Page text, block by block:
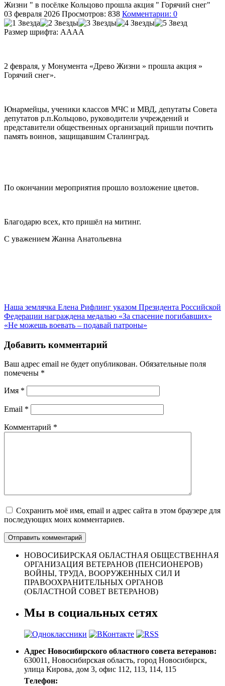
Жизни " в посёлке Кольцово прошла акция " Горячий снег"
03 февраля 2026 Просмотров: 838 Комментарии: 0
Размер шрифта: AAAA
2 февраля, у Монумента «Древо Жизни » прошла акция »
Горячий снег».
Юнармейцы, ученики классов МЧС и МВД, депутаты Совета
депутатов р.п.Кольцово, руководители учреждений и
представители общественных организаций пришли почтить
память воинов, защищавшим Сталинград.
По окончании мероприятия прошло возложение цветов.
Благодарю всех, кто пришёл на митинг.
С уважением Жанна Анатольевна
Наша землячка Елена Рифлинг указом Президента Российской
Федерации награждена медалью «За спасение погибавших»
«Не можешь воевать – подавай патроны»
Добавить комментарий
Ваш адрес email не будет опубликован. Обязательные поля
помечены *
Имя *
Email *
Комментарий *
Сохранить моё имя, email и адрес сайта в этом браузере для
последующих моих комментариев.
НОВОСИБИРСКАЯ ОБЛАСТНАЯ ОБЩЕСТВЕННАЯ
ОРГАНИЗАЦИЯ ВЕТЕРАНОВ (ПЕНСИОНЕРОВ)
ВОЙНЫ, ТРУДА, ВООРУЖЕННЫХ СИЛ И
ПРАВООХРАНИТЕЛЬНЫХ ОРГАНОВ
(ОБЛАСТНОЙ СОВЕТ ВЕТЕРАНОВ)
Мы в социальных сетях
Адрес Новосибирского областного совета ветеранов:
630011, Новосибирская область, город Новосибирск,
улица Кирова, дом 3, офис 112, 113, 114, 115
Tелефон: